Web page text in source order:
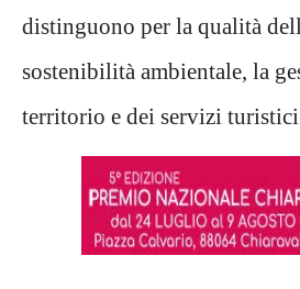
distinguono per la qualità
sostenibilità ambientale, la
territorio e dei servizi